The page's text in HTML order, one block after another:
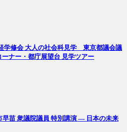
学修会 大人の社会科見学 東京都議会議
ナー・都庁展望台 見学ツアー
早苗 衆議院議員 特別講演 ― 日本の未来